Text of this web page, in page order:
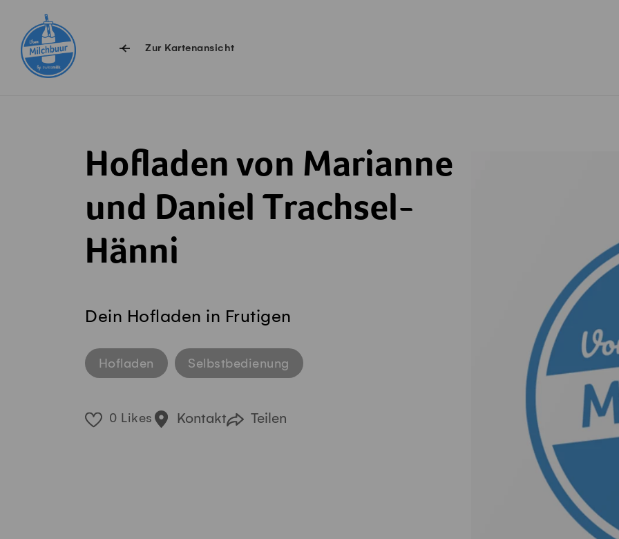
Zur Kartenansicht
Hofladen von Marianne
und Daniel Trachsel-
Hänni
Dein Hofladen in Frutigen
Hofladen Selbstbedienung
0 Likes Kontakt Teilen